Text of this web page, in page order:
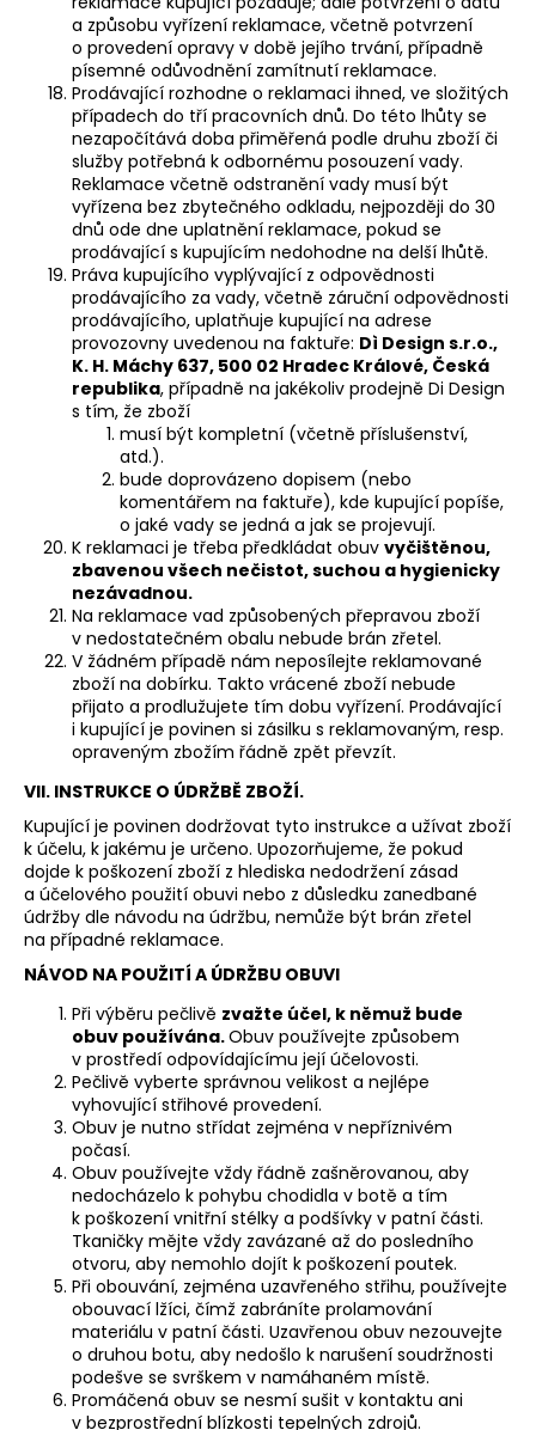
a způsobu vyřízení reklamace, včetně potvrzení
o provedení opravy v době jejího trvání, případně
písemné odůvodnění zamítnutí reklamace.
Prodávající rozhodne o reklamaci ihned, ve složitých
případech do tří pracovních dnů. Do této lhůty se
nezapočítává doba přiměřená podle druhu zboží či
služby potřebná k odbornému posouzení vady.
Reklamace včetně odstranění vady musí být
vyřízena bez zbytečného odkladu, nejpozději do 30
dnů ode dne uplatnění reklamace, pokud se
prodávající s kupujícím nedohodne na delší lhůtě.
Práva kupujícího vyplývající z odpovědnosti
prodávajícího za vady, včetně záruční odpovědnosti
prodávajícího, uplatňuje kupující na adrese
provozovny uvedenou na faktuře: Dì Design s.r.o.,
K. H. Máchy 637, 500 02 Hradec Králové, Česká
republika, případně na jakékoliv prodejně Di Design
s tím, že zboží
musí být kompletní (včetně příslušenství,
atd.).
bude doprovázeno dopisem (nebo
komentářem na faktuře), kde kupující popíše,
o jaké vady se jedná a jak se projevují.
K reklamaci je třeba předkládat obuv vyčištěnou,
zbavenou všech nečistot, suchou a hygienicky
nezávadnou.
Na reklamace vad způsobených přepravou zboží
v nedostatečném obalu nebude brán zřetel.
V žádném případě nám neposílejte reklamované
zboží na dobírku. Takto vrácené zboží nebude
přijato a prodlužujete tím dobu vyřízení. Prodávající
i kupující je povinen si zásilku s reklamovaným, resp.
opraveným zbožím řádně zpět převzít.
VII. INSTRUKCE O ÚDRŽBĚ ZBOŽÍ.
Kupující je povinen dodržovat tyto instrukce a užívat zboží
k účelu, k jakému je určeno. Upozorňujeme, že pokud
dojde k poškození zboží z hlediska nedodržení zásad
a účelového použití obuvi nebo z důsledku zanedbané
údržby dle návodu na údržbu, nemůže být brán zřetel
na případné reklamace.
NÁVOD NA POUŽITÍ A ÚDRŽBU OBUVI
Při výběru pečlivě zvažte účel, k němuž bude
obuv používána.Obuv používejte způsobem
v prostředí odpovídajícímu její účelovosti.
Pečlivě vyberte správnou velikost a nejlépe
vyhovující střihové provedení.
Obuv je nutno střídat zejména v nepříznivém
počasí.
Obuv používejte vždy řádně zašněrovanou, aby
nedocházelo k pohybu chodidla v botě a tím
k poškození vnitřní stélky a podšívky v patní části.
Tkaničky mějte vždy zavázané až do posledního
otvoru, aby nemohlo dojít k poškození poutek.
Při obouvání, zejména uzavřeného střihu, používejte
obouvací lžíci, čímž zabráníte prolamování
materiálu v patní části. Uzavřenou obuv nezouvejte
o druhou botu, aby nedošlo k narušení soudržnosti
podešve se svrškem v namáhaném místě.
Promáčená obuv se nesmí sušit v kontaktu ani
v bezprostřední blízkosti tepelných zdrojů.